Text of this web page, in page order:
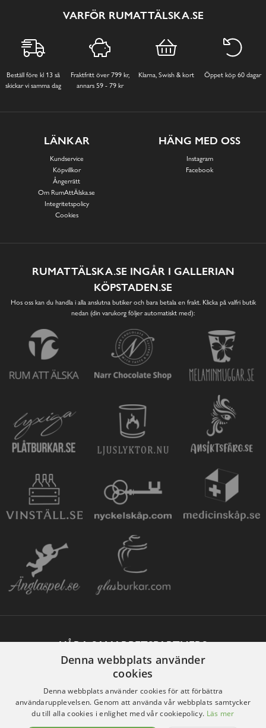
VARFÖR RUMATTÄLSKA.SE
Beställ före kl 13 så
skickar vi samma dag
Fraktfritt över 799 kr,
annars 59 - 79 kr
Klarna, Swish & kort Öppet köp 60 dagar
LÄNKAR
Kundservice
Köpvillkor
Ångerrätt
Om RumAttÄlska.se
Integritetspolicy
Cookies
HÄNG MED OSS
Instagram
Facebook
RUMATTÄLSKA.SE INGÅR I GALLERIAN
KÖPSTADEN.SE
Hos oss kan du handla i alla anslutna butiker och bara betala en frakt. Klicka på valfri butik
nedan (din varukorg följer automatiskt med):
VÅRA SAMARBETSPARTNERS
Denna webbplats använder
cookies
Denna webbplats använder cookies för att förbättra
användarupplevelsen. Genom att använda vår webbplats samtycker
du till alla cookies i enlighet med vår cookiepolicy. Läs mer